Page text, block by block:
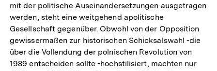
Fußnote
mit der politische Auseinandersetzungen ausgetragen
werden, steht eine weitgehend apolitische
Gesellschaft gegenüber. Obwohl von der Opposition
gewissermaßen zur historischen Schicksalswahl -die
über die Vollendung der polnischen Revolution von
1989 entscheiden sollte -hochstilisiert, machten nur